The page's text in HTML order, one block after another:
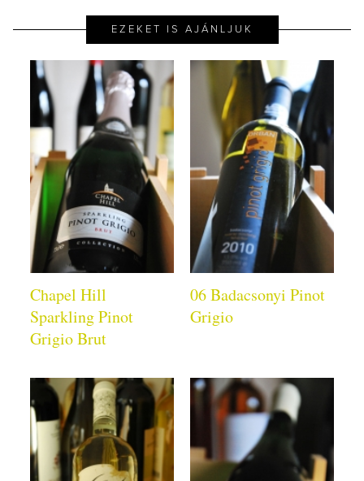
EZEKET IS AJÁNLJUK
Chapel Hill
Sparkling Pinot
Grigio Brut
06 Badacsonyi Pinot
Grigio